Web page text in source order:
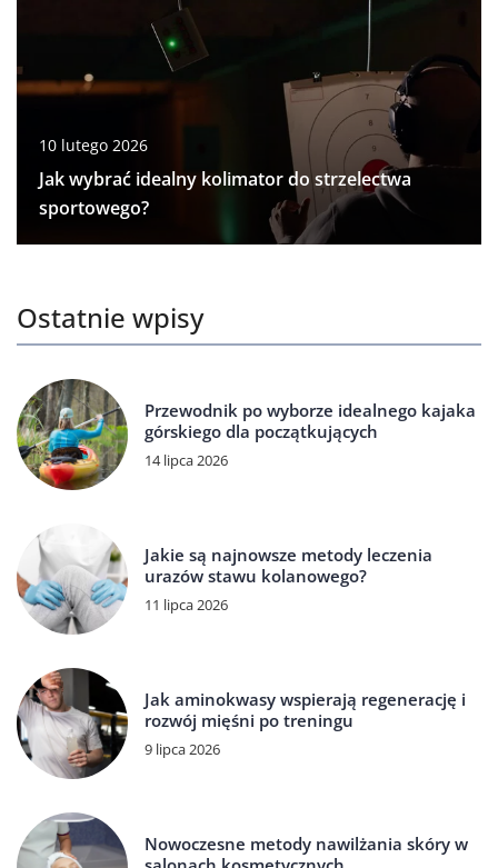
10 lutego 2026
Jak wybrać idealny kolimator do strzelectwa
sportowego?
Ostatnie wpisy
Przewodnik po wyborze idealnego kajaka
górskiego dla początkujących
14 lipca 2026
Jakie są najnowsze metody leczenia
urazów stawu kolanowego?
11 lipca 2026
Jak aminokwasy wspierają regenerację i
rozwój mięśni po treningu
9 lipca 2026
Nowoczesne metody nawilżania skóry w